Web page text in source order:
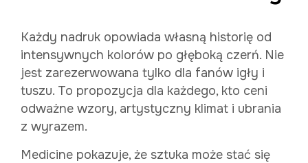
Każdy nadruk opowiada własną historię od
intensywnych kolorów po głęboką czerń. Nie
jest zarezerwowana tylko dla fanów igły i
tuszu. To propozycja dla każdego, kto ceni
odważne wzory, artystyczny klimat i ubrania
z wyrazem.
Medicine pokazuje, że sztuka może stać się